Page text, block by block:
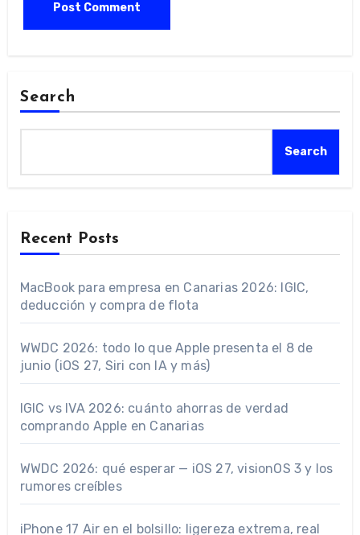
Search
Search
Recent Posts
MacBook para empresa en Canarias 2026: IGIC,
deducción y compra de flota
WWDC 2026: todo lo que Apple presenta el 8 de
junio (iOS 27, Siri con IA y más)
IGIC vs IVA 2026: cuánto ahorras de verdad
comprando Apple en Canarias
WWDC 2026: qué esperar — iOS 27, visionOS 3 y los
rumores creíbles
iPhone 17 Air en el bolsillo: ligereza extrema, real